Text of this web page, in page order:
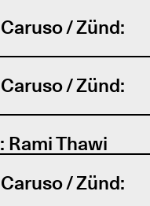
/ Zünd:
/ Zünd:
Rami Thawi
/ Zünd: